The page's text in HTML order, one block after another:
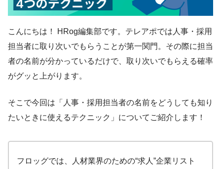
こんにちは！ HRog編集部です。テレアポでは人事・採用
担当者に取り次いでもらうことが第一関門。その際に担当
者の名前が分かっているだけで、取り次いでもらえる確率
がグッと上がります。
そこで今回は「人事・採用担当者の名前をどうしても知り
たいときに使えるテクニック」についてご紹介します！
フロッグでは、人材業界のための“求人”企業リスト